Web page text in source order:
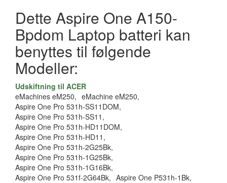
Dette Aspire One A150-
Bpdom Laptop batteri kan
benyttes til følgende
Modeller:
Udskiftning til ACER
eMachines eM250, eMachine eM250,
Aspire One Pro 531h-SS11DOM,
Aspire One Pro 531h-SS11,
Aspire One Pro 531h-HD11DOM,
Aspire One Pro 531h-HD11,
Aspire One Pro 531h-2G25Bk,
Aspire One Pro 531h-1G25Bk,
Aspire One Pro 531h-1G16Bk,
Aspire One Pro 531f-2G64Bk, Aspire One P531h-1Bk,